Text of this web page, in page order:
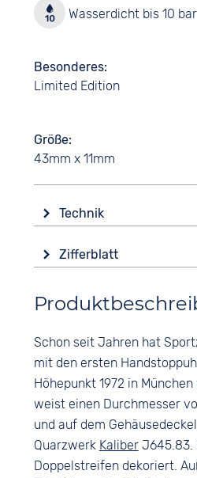
Wasserdicht bis 10 bar
Besonderes
Limited Edition
Größe
43mm x 11mm
Technik
Batterie (Quarz)
Datumsanzeige
Stoppuhr
10 bar
Zifferblatt
Analog
Schwarz
Ziffern
Keine
Schon seit Jahren hat
mit den ersten
Höhepunkt 1972 in
weist einen Durchmesser
und auf dem
Quarzwerk KaliberJ645.83.
Doppelstreifen dekoriert.